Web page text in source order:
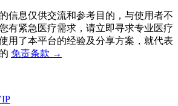
信息仅供交流和参考目的，与使用者不
有紧急医疗需求，请立即寻求专业医疗
用了本平台的经验及分享方案，就代表
免责条款 →